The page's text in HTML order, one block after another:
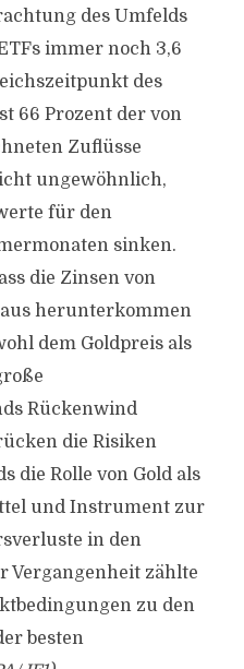
des Umfelds
immer noch 3,6
des
66 Prozent der von
Zuflüsse
ungewöhnlich,
für den
sinken.
die Zinsen von
herunterkommen
dem Goldpreis als
Rückenwind
die Risiken
die Rolle von Gold als
und Instrument zur
in den
Vergangenheit zählte
zu den
besten